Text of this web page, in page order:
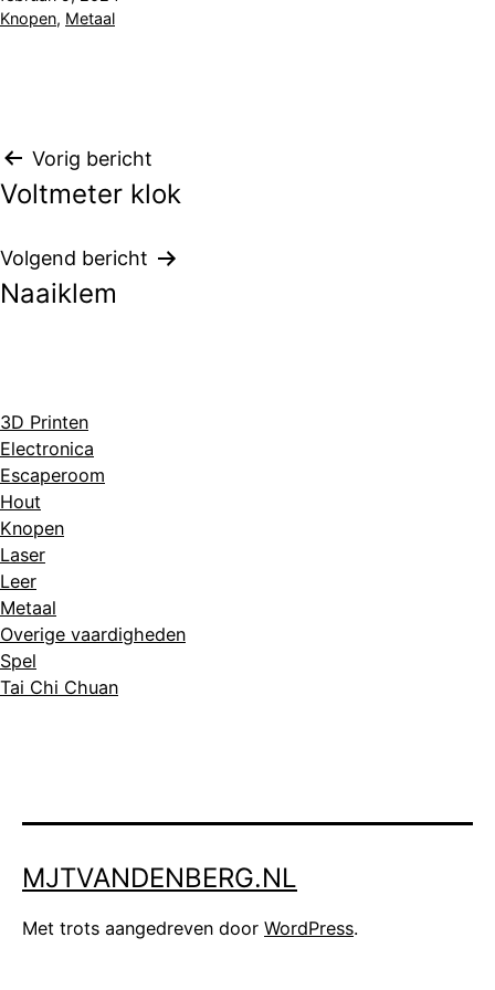
op
Gecategoriseerd
Knopen, Metaal
Bericht
navigatie
Vorig bericht
Voltmeter klok
Volgend bericht
Naaiklem
3D Printen
Electronica
Escaperoom
Hout
Knopen
Laser
Leer
Metaal
Overige vaardigheden
Spel
Tai Chi Chuan
MJTVANDENBERG.NL
Met trots aangedreven door WordPress.